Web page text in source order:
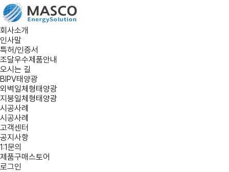
회사소개
인사말
특허/인증서
조달우수제품안내
오시는 길
BIPV태양광
외벽일체형태양광
지붕일체형태양광
시공사례
시공사례
고객센터
공지사항
1:1문의
제품구매스토어
로그인